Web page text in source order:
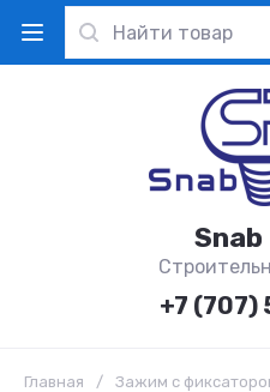
Snab
+7 (707)
Главная / Зажим с